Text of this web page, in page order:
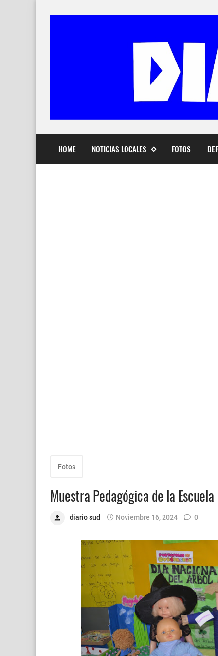
HOME NOTICIAS LOCALES FOTOS
Fotos
Muestra Pedagógica de la
diario sud Noviembre 16, 2024 0